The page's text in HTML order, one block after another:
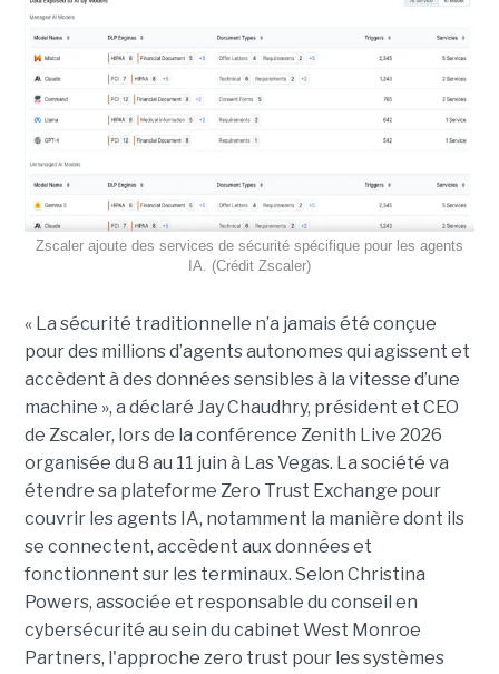
Zscaler ajoute des services de sécurité spécifique pour les agents
IA. (Crédit Zscaler)
« La sécurité traditionnelle n’a jamais été conçue
pour des millions d’agents autonomes qui agissent et
accèdent à des données sensibles à la vitesse d’une
machine », a déclaré Jay Chaudhry, président et CEO
de Zscaler, lors de la conférence Zenith Live 2026
organisée du 8 au 11 juin à Las Vegas. La société va
étendre sa plateforme Zero Trust Exchange pour
couvrir les agents IA, notamment la manière dont ils
se connectent, accèdent aux données et
fonctionnent sur les terminaux. Selon Christina
Powers, associée et responsable du conseil en
cybersécurité au sein du cabinet West Monroe
Partners, l'approche zero trust pour les systèmes